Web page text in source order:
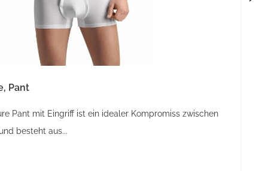
Pant
Pant mit Eingriff ist ein idealer Kompromiss zwischen
besteht aus...